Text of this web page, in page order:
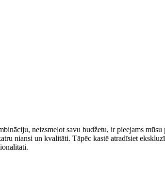
neizsmeļot savu budžetu, ir pieejams
niansi un kvalitāti. Tāpēc kastē atradīsiet